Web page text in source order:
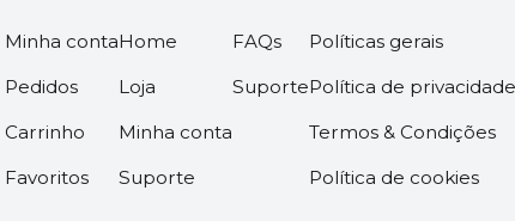
Minha conta
Pedidos
Carrinho
Favoritos
Home
Loja
Minha conta
Suporte
FAQs
Suporte
Políticas gerais
Política de privacidade
Termos & Condições
Política de cookies